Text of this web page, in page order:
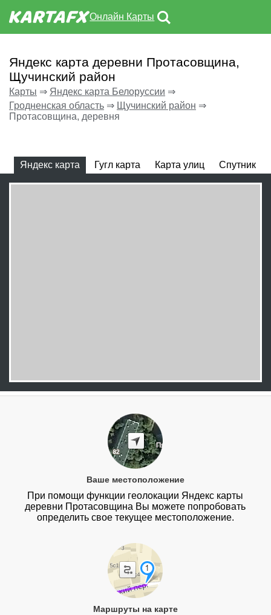
Онлайн Карты
Яндекс карта деревни Протасовщина,
Щучинский район
Карты ⇒ Яндекс карта Белоруссии ⇒
Гродненская область ⇒ Щучинский район ⇒
Протасовщина, деревня
Яндекс карта Гугл карта Карта улиц Спутник
Ваше местоположение
При помощи функции геолокации Яндекс карты
деревни Протасовщина Вы можете попробовать
определить свое текущее местоположение.
Маршруты на карте